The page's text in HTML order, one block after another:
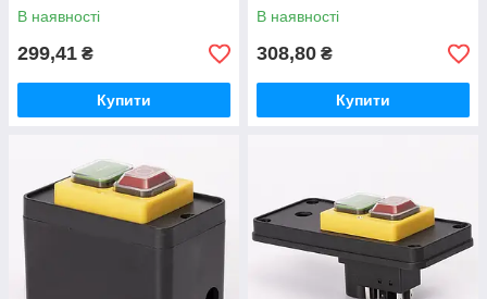
В наявності
299,41 ₴
Купити
В наявності
308,80 ₴
Купити